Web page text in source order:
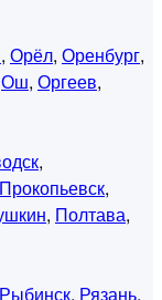
, Орёл, Оренбург,
Ош, Оргеев,
,
Прокопьевск,
, Полтава,
Рыбинск, Рязань,